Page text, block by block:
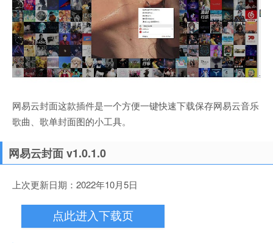
网易云封面这款插件是一个方便一键快速下载保存网易云音乐
歌曲、歌单封面图的小工具。
网易云封面 v1.0.1.0
上次更新日期：2022年10月5日
点此进入下载页